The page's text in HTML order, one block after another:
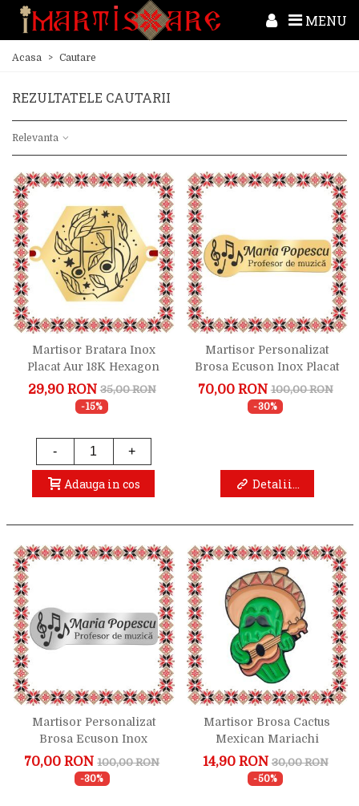
MENU
Acasa > Cautare
REZULTATELE CAUTARII
Relevanta
Martisor Bratara Inox
Placat Aur 18K Hexagon
Primavara Muzicala
29,90 RON 35,00 RON
-15%
- +
Adauga in cos
Martisor Personalizat
Brosa Ecuson Inox Placat
Aur 18K Profesor Muzica
Nume
70,00 RON 100,00 RON
-30%
Detalii...
Martisor Personalizat
Brosa Ecuson Inox
Argintiu Profesor Muzica
Nume
70,00 RON 100,00 RON
-30%
Martisor Brosa Cactus
Mexican Mariachi
14,90 RON 30,00 RON
-50%